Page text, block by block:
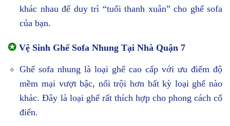
khác nhau để duy trì “tuổi thanh xuân” cho ghế sofa
của bạn.
✪ Vệ Sinh Ghế Sofa Nhung Tại Nhà Quận 7
Ghế sofa nhung là loại ghế cao cấp với ưu điểm độ
mềm mại vượt bậc, nổi trội hơn bất kỳ loại ghế nào
khác. Đây là loại ghế rất thích hợp cho phong cách cổ
điển.